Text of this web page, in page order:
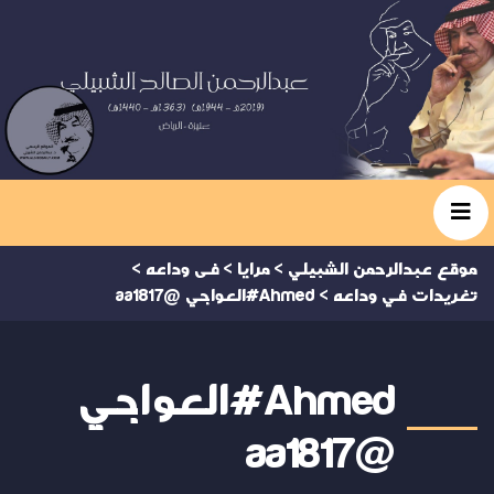
موقع عبدالرحمن الشبيلي > مرايا > فى وداعه >
تغريدات في وداعه > Ahmed#العواجي @aa1817
Ahmed#العواجي
@aa1817